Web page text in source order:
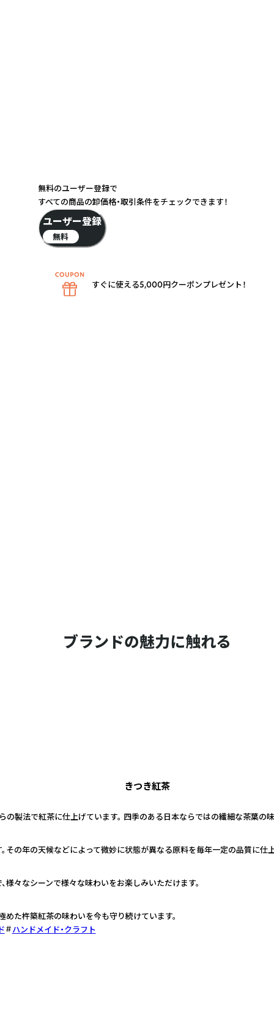
ブランドの魅力に触れる
きつき紅茶
の製法で紅茶に仕上げています。 四季のある日本ならではの繊細な茶葉の
その年の天候などによって微妙に状態が異なる原料を毎年一定の品質に仕
々なシーンで様々な味わいをお楽しみいただけます。
た杵築紅茶の味わいを今も守り続けています。
ハンドメイド・クラフト
無料のユーザー登録で
すべての商品の卸価格・取引条件をチェックできます！
ユーザー登録
無料
すぐに使える5,000円クーポンプレゼント！